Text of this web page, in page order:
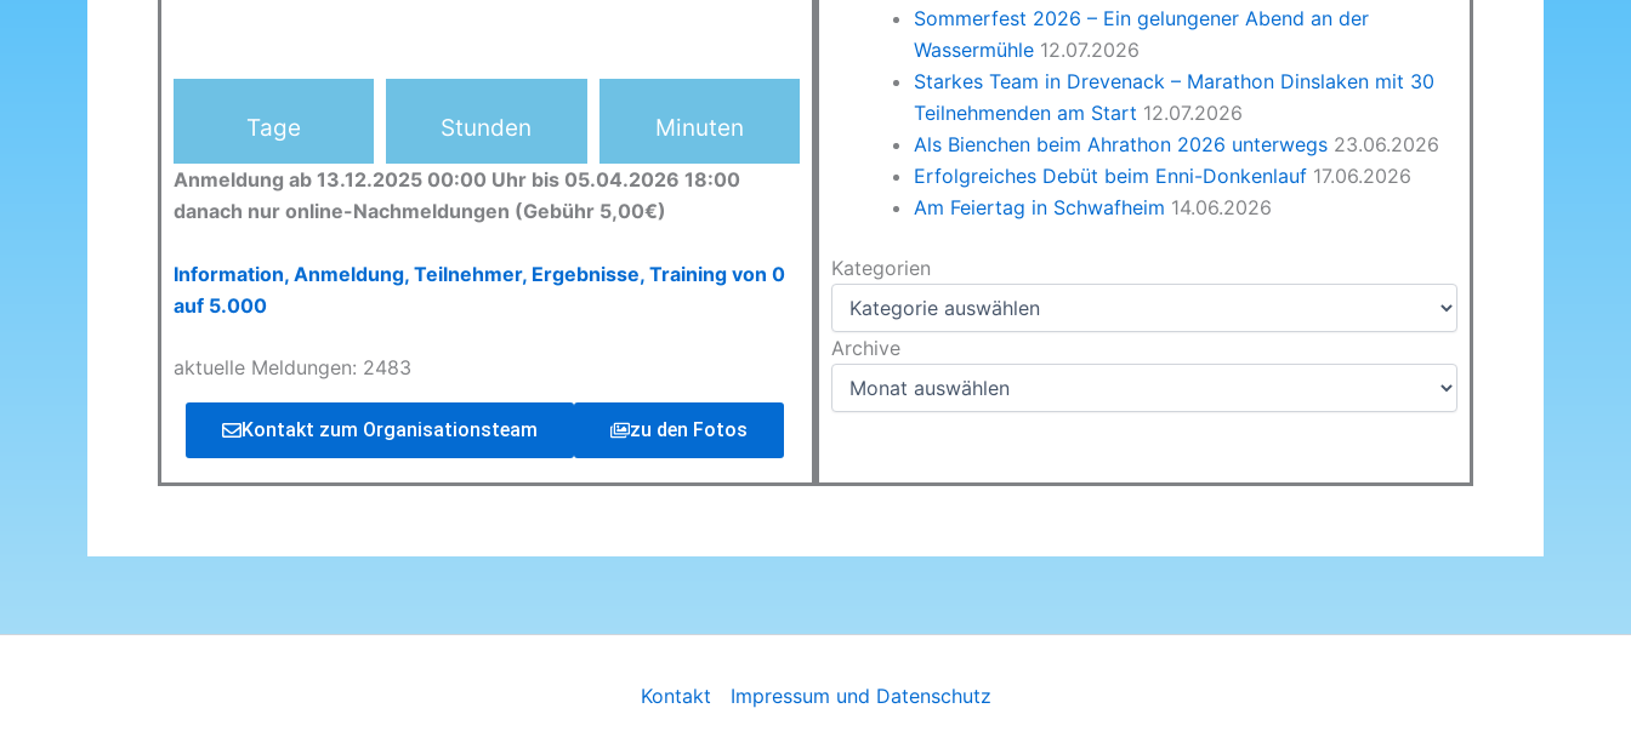
Tage Stunden Minuten
Anmeldung ab 13.12.2025 00:00 Uhr bis 05.04.2026 18:00
danach nur online-Nachmeldungen (Gebühr 5,00€)
Information, Anmeldung, Teilnehmer, Ergebnisse, Training von 0
auf 5.000
aktuelle Meldungen: 2483
Kontakt zum Organisationsteam zu den Fotos
Sommerfest 2026 – Ein gelungener Abend an der
Wassermühle 12.07.2026
Starkes Team in Drevenack – Marathon Dinslaken mit 30
Teilnehmenden am Start 12.07.2026
Als Bienchen beim Ahrathon 2026 unterwegs 23.06.2026
Erfolgreiches Debüt beim Enni-Donkenlauf 17.06.2026
Am Feiertag in Schwafheim 14.06.2026
Kategorien
Kategorien
Archive
Archive
Kontakt Impressum und Datenschutz